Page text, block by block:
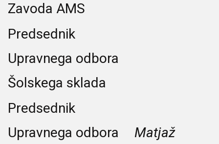
Zavoda AMS
Predsednik
Upravnega odbora
Šolskega sklada
Predsednik
Upravnega odbora
Matjaž